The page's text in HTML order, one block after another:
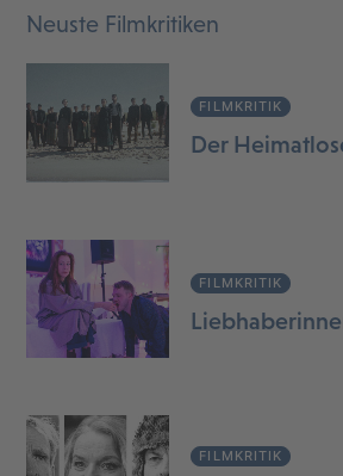
Neuste Filmkritiken
FILMKRITIK
Der
FILMKRITIK
FILMKRITIK